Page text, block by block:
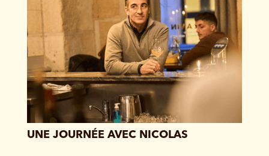
UNE JOURNÉE AVEC NICOLAS